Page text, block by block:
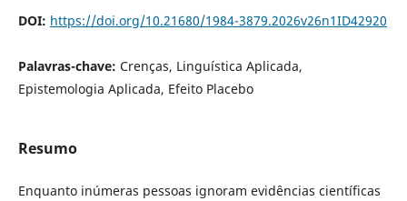
DOI: https://doi.org/10.21680/1984-3879.2026v26n1ID42920
Palavras-chave: Crenças, Linguística Aplicada,
Epistemologia Aplicada, Efeito Placebo
Resumo
Enquanto inúmeras pessoas ignoram evidências científicas